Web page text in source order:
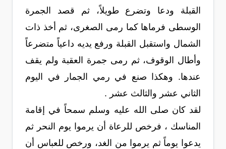
القبلة ودعا وتضرع طويلاً، ثم قصد الجمرة
الوسطى فرماها كما رمى الصغرى، ثم أخذ ذات
الشمال واستقبل القبلة ورفع يديه داعياً متضرعاً
وأطال الوقوف، ثم رمى جمرة العقبة ولم يقف
عندها. وهكذا صنع في رمي الجمار في اليوم
الثاني عشر والثالث عشر .
لقد كان صلى الله عليه وسلم سمحاً في إقامة
المناسك ، فرخص للرعاة أن يرموا يوم النحر ثم
يدعوا يوماً ثم يرموا من الغد، ورخص للعباس أن